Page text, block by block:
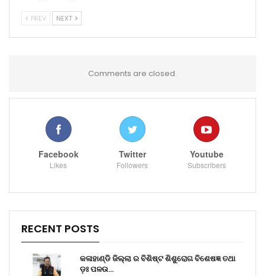
PREV NEXT
Comments are closed.
Facebook
Likes
Twitter
Followers
Youtube
Subscribers
RECENT POSTS
କଳାହାଣ୍ଡି ଜିଲ୍ଲା ର ବିଶିଷ୍ଟ ଶିଶୁରୋଗ ବିଶେଷଜ୍ଞ ତଥା
ଡ଼ଃ ପଳଉ…